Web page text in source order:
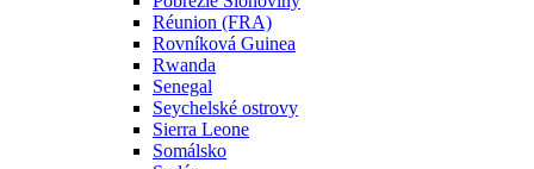
Réunion (FRA)
Rovníková Guinea
Rwanda
Senegal
Seychelské ostrovy
Sierra Leone
Somálsko